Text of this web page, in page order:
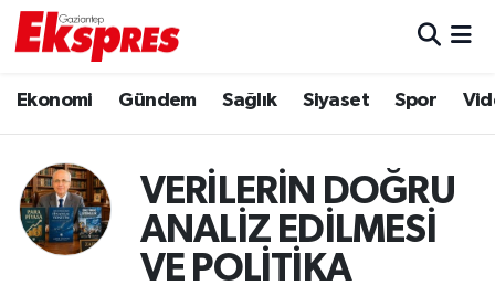
Ekonomi Gündem Sağlık Siyaset Spor
VERİLERİN DOĞRU
ANALİZ EDİLMESİ
VE POLİTİKA
Ekonomi
Gaziantep son dakika
Genel
Trafik Durumu
Puan Durumu ve Fikstür
Tüm Manşetler